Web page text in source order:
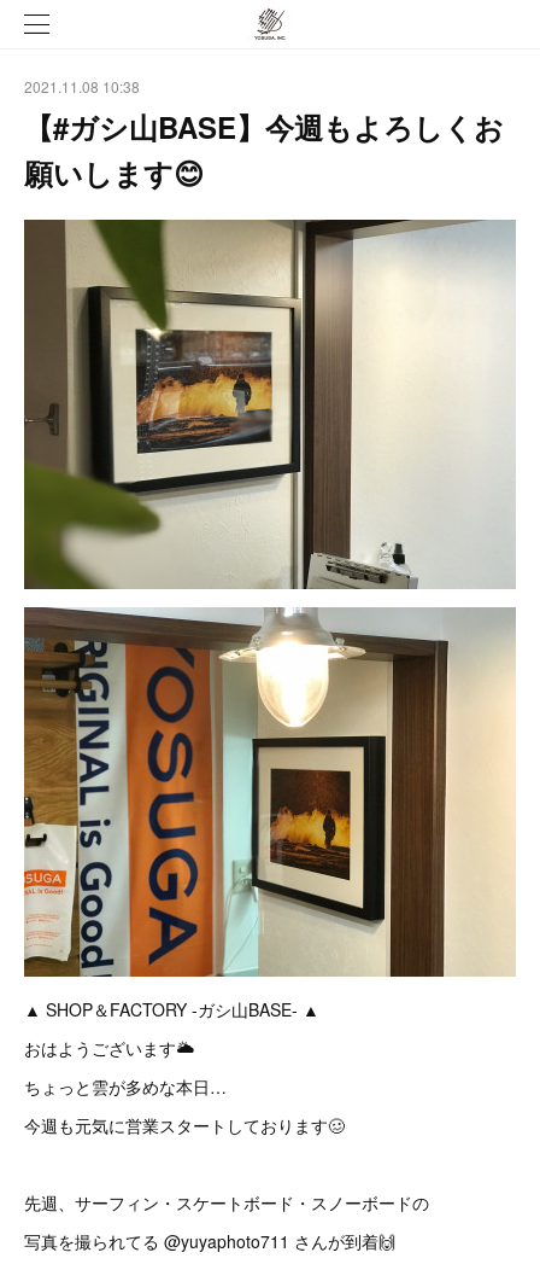
2021.11.08 10:38
【#ガシ山BASE】今週もよろしくお
願いします😊
▲ SHOP＆FACTORY -ガシ山BASE- ▲
おはようございます🌥
ちょっと雲が多めな本日…
今週も元気に営業スタートしております🥴
先週、サーフィン・スケートボード・スノーボードの
写真を撮られてる @yuyaphoto711 さんが到着🙌